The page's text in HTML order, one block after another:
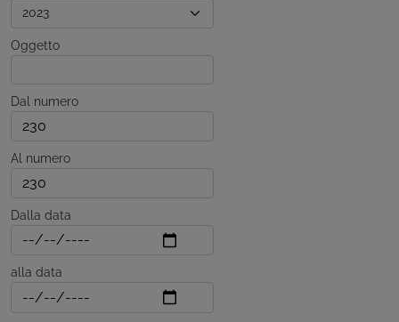
Oggetto
Dal numero
Al numero
Dalla data
alla data